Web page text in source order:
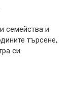
семейства и
търсене,
си.